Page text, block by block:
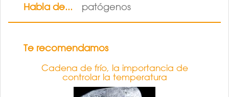
Habla de... patógenos
Te recomendamos
Cadena de frío, la importancia de
controlar la temperatura